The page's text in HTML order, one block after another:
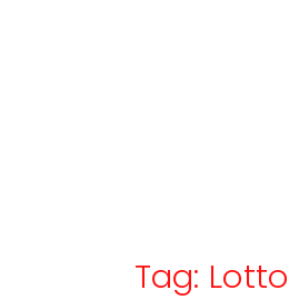
Tag: Lotto